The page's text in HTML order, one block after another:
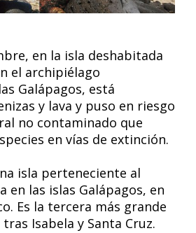
en la isla deshabitada
el archipiélago
Galápagos, está
y lava y puso en riesgo
no contaminado que
en vías de extinción.
isla perteneciente al
en las islas Galápagos, en
Es la tercera más grande
Isabela y Santa Cruz.